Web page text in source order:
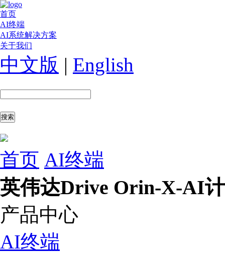
首页
AI终端
AI系统解决方案
关于我们
中文版 | English
首页 AI终端
英伟达Drive Orin-X-AI
产品中心
AI终端